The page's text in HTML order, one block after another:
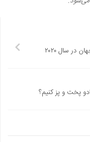
در سال ۲۰۲۰
پخت و پز کنیم؟